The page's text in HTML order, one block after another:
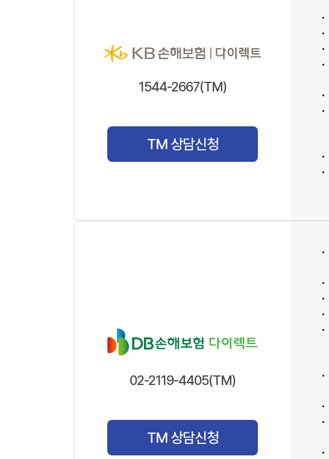
1544-2667(TM)
TM 상담신청
•
•
•
•
•
•
•
•
02-2119-4405(TM)
TM 상담신청
•
•
•
•
•
•
•
•
•